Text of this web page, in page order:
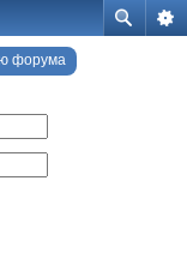
форума